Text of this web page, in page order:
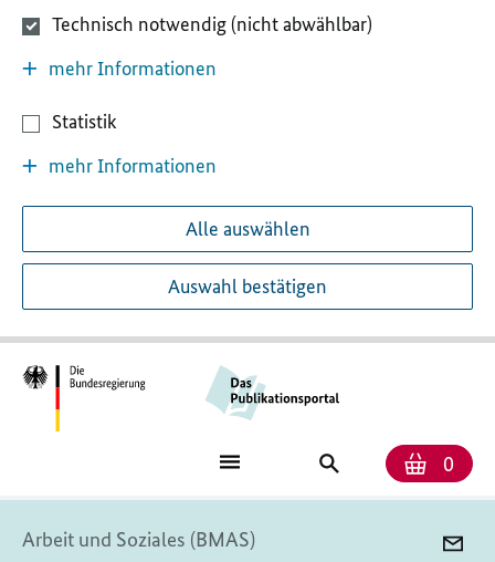
Technisch notwendig (nicht abwählbar)
mehr Informationen
Statistik
mehr Informationen
Alle auswählen
Auswahl bestätigen
0
Arbeit und Soziales (BMAS)